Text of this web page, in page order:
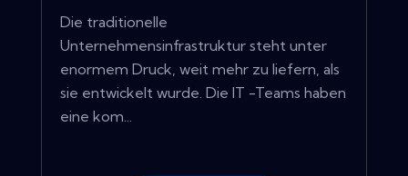
Die traditionelle
Unternehmensinfrastruktur steht unter
enormem Druck, weit mehr zu liefern, als
sie entwickelt wurde. Die IT -Teams haben
eine kom...